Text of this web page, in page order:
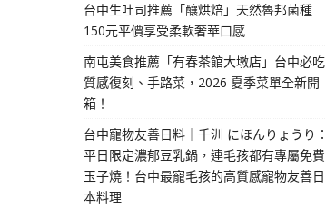
台中生吐司推薦「釀烘焙」天然魯邦菌種
150元平價享受柔軟奢華口感
南屯美食推薦「有春茶館大墩店」台中必吃
質感復刻、手路菜，2026 夏季菜單全新開
箱！
台中寵物友善日料｜千汌 にほんりょうり：
平日限定濃郁豆乳鍋，連毛孩都有專屬免費
玉子燒！台中最寵毛孩的高質感寵物友善日
本料理